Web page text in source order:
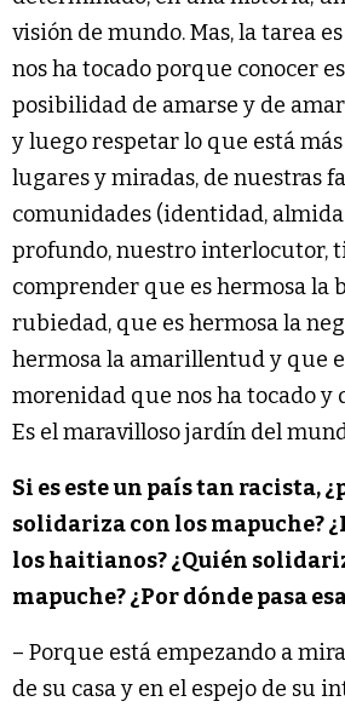
visión de mundo. Mas, la tarea
nos ha tocado porque conocer
posibilidad de amarse y de
y luego respetar lo que está
lugares y miradas, de nuestras
comunidades (identidad,
profundo, nuestro interlocutor,
comprender que es hermosa la
rubiedad, que es hermosa la
hermosa la amarillentud y que
morenidad que nos ha tocado y
Es el maravilloso jardín del
Si es este un país tan racista,
solidariza con los mapuche?
los haitianos? ¿Quién
mapuche? ¿Por dónde pasa
– Porque está empezando a
de su casa y en el espejo de su